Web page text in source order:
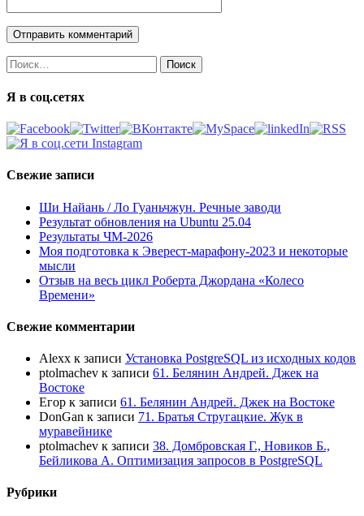
Найти:
Я в соц.сетях
Свежие записи
Ши Найань / Ло Гуаньчжун. Речные заводи
Результат обновления на Ubuntu 25.04
Результаты ЧМ-2026
Моя подготовка к Эверест-марафону-2023 и некоторые
мысли
Отзыв на весь цикл Роберта Джордана «Колесо
Времени»
Свежие комментарии
Alexx к записи Установка PostgreSQL из исходных кодов
ptolmachev к записи 61. Белянин Андрей. Джек на
Востоке
Егор к записи 61. Белянин Андрей. Джек на Востоке
DonGan к записи 71. Братья Стругацкие. Жук в
муравейнике
ptolmachev к записи 38. Домбровская Г., Новиков Б.,
Бейликова А. Оптимизация запросов в PostgreSQL
Рубрики